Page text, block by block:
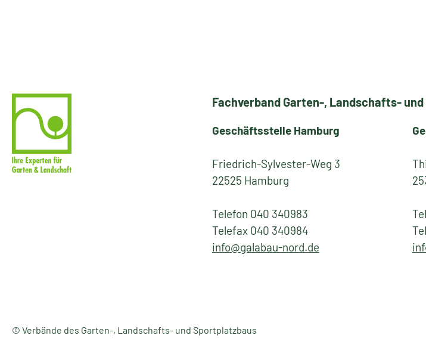
Fachverband Garten-, Landschafts-
Geschäftsstelle Hamburg
Friedrich-Sylvester-Weg 3
22525 Hamburg
Telefon 040 340983
Telefax 040 340984
info@galabau-nord.de
© Verbände des Garten-, Landschafts- und Sportplatzbaus